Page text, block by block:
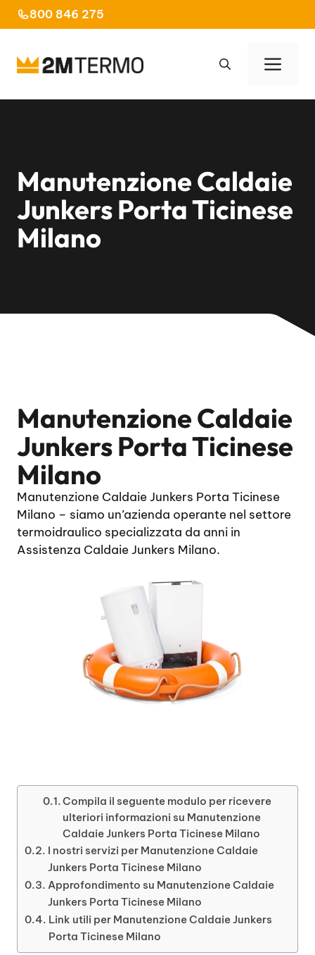
al
800 846 275
Manutenzione Caldaie
Junkers Porta Ticinese
Milano
Manutenzione Caldaie
Junkers Porta Ticinese
Milano
Manutenzione Caldaie Junkers Porta Ticinese
Milano – siamo un’azienda operante nel settore
termoidraulico specializzata da anni in
Assistenza Caldaie Junkers Milano.
Compila il seguente modulo per ricevere
ulteriori informazioni su Manutenzione
Caldaie Junkers Porta Ticinese Milano
I nostri servizi per Manutenzione Caldaie
Junkers Porta Ticinese Milano
Approfondimento su Manutenzione Caldaie
Junkers Porta Ticinese Milano
Link utili per Manutenzione Caldaie Junkers
Porta Ticinese Milano